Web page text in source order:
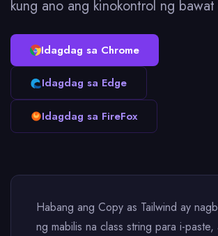
kung ano ang kinokontrol ng bawat
Idagdag sa Chrome
Idagdag sa Edge
Idagdag sa FireFox
Habang ang Copy as Tailwind ay
ng mabilis na class string para i-paste,